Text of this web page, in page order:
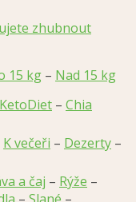
zhubnout
15 kg – Nad 15 kg
KetoDiet – Chia
K večeři – Dezerty –
a čaj – Rýže –